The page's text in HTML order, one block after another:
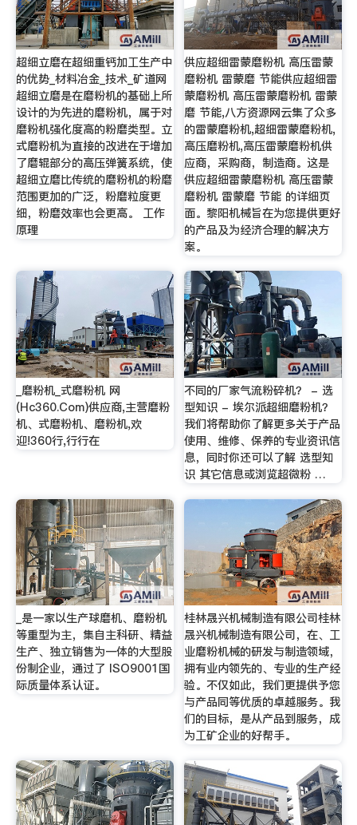
超细立磨在超细重钙加工生产中
的优势_材料冶金_技术_矿道网
超细立磨是在磨粉机的基础上所
设计的为先进的磨粉机，属于对
磨粉机强化度高的粉磨类型。立
式磨粉机为直接的改进在于增加
了磨辊部分的高压弹簧系统，使
超细立磨比传统的磨粉机的粉磨
范围更加的广泛，粉磨粒度更
细，粉磨效率也会更高。 工作
原理
供应超细雷蒙磨粉机 高压雷蒙
磨粉机 雷蒙磨 节能供应超细雷
蒙磨粉机 高压雷蒙磨粉机 雷蒙
磨 节能,八方资源网云集了众多
的雷蒙磨粉机,超细雷蒙磨粉机,
高压磨粉机,高压雷蒙磨粉机供
应商，采购商，制造商。这是
供应超细雷蒙磨粉机 高压雷蒙
磨粉机 雷蒙磨 节能 的详细页
面。黎阳机械旨在为您提供更好
的产品及为经济合理的解决方
案。
_磨粉机_式磨粉机 网
(Hc360.Com)供应商,主营磨粉
机、式磨粉机、磨粉机,欢
迎!360行,行行在
不同的厂家气流粉碎机？ - 选
型知识 - 埃尔派超细磨粉机？
我们将帮助你了解更多关于产品
使用、维修、保养的专业资讯信
息，同时你还可以了解 选型知
识 其它信息或浏览超微粉 …
_是一家以生产球磨机、磨粉机
等重型为主，集自主科研、精益
生产、独立销售为一体的大型股
份制企业，通过了 ISO9001国
际质量体系认证。
桂林晟兴机械制造有限公司桂林
晟兴机械制造有限公司，在、工
业磨粉机械的研发与制造领域，
拥有业内领先的、专业的生产经
验。不仅如此，我们更提供予您
与产品同等优质的卓越服务。我
们的目标，是从产品到服务，成
为工矿企业的好帮手。